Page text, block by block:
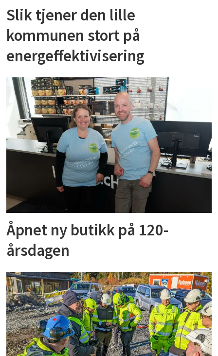
Slik tjener den lille
kommunen stort på
energeffektivisering
Åpnet ny butikk på 120-
årsdagen